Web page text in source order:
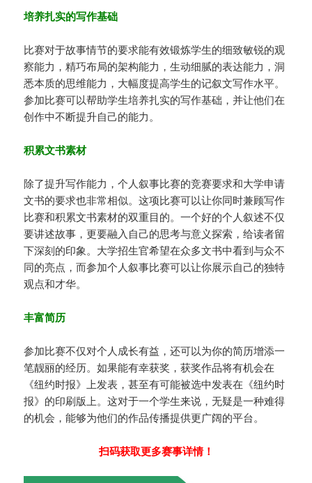
培养扎实的写作基础
比赛对于故事情节的要求能有效锻炼学生的细致敏锐的观
察能力，精巧布局的架构能力，生动细腻的表达能力，洞
悉本质的思维能力，大幅度提高学生的记叙文写作水平。
参加比赛可以帮助学生培养扎实的写作基础，并让他们在
创作中不断提升自己的能力。
积累文书素材
除了提升写作能力，个人叙事比赛的竞赛要求和大学申请
文书的要求也非常相似。这项比赛可以让你同时兼顾写作
比赛和积累文书素材的双重目的。一个好的个人叙述不仅
要讲述故事，更要融入自己的思考与意义探索，给读者留
下深刻的印象。大学招生官希望在众多文书中看到与众不
同的亮点，而参加个人叙事比赛可以让你展示自己的独特
观点和才华。
丰富简历
参加比赛不仅对个人成长有益，还可以为你的简历增添一
笔靓丽的经历。如果能有幸获奖，获奖作品将有机会在
《纽约时报》上发表，甚至有可能被选中发表在《纽约时
报》的印刷版上。这对于一个学生来说，无疑是一种难得
的机会，能够为他们的作品传播提供更广阔的平台。
扫码获取更多赛事详情！